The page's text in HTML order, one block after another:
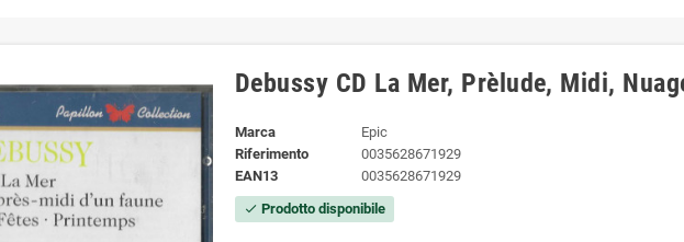
Debussy CD La Mer, Prèlude, Midi,
Marca
Epic
Riferimento
0035628671929
EAN13
0035628671929
check Prodotto disponibile